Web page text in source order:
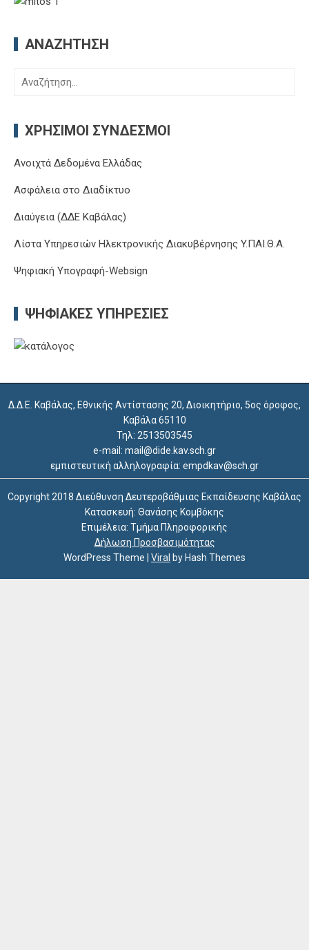
ΑΝΑΖΉΤΗΣΗ
Αναζήτηση
ΧΡΉΣΙΜΟΙ ΣΎΝΔΕΣΜΟΙ
Ανοιχτά Δεδομένα Ελλάδας
Ασφάλεια στο Διαδίκτυο
Διαύγεια (ΔΔΕ Καβάλας)
Λίστα Υπηρεσιών Ηλεκτρονικής Διακυβέρνησης Y.ΠΑΙ.Θ.Α.
Ψηφιακή Υπογραφή-Websign
ΨΗΦΙΑΚΈΣ ΥΠΗΡΕΣΊΕΣ
Δ.Δ.Ε. Καβάλας, Εθνικής Αντίστασης 20, Διοικητήριο, 5ος όροφος,
Καβάλα 65110
Τηλ: 2513503545
e-mail: mail@dide.kav.sch.gr
εμπιστευτική αλληλογραφία: empdkav@sch.gr
Copyright 2018 Διεύθυνση Δευτεροβάθμιας Εκπαίδευσης Καβάλας
Κατασκευή: Θανάσης Κομβόκης
Επιμέλεια: Τμήμα Πληροφορικής
Δήλωση Προσβασιμότητας
WordPress Theme
Viral by Hash Themes